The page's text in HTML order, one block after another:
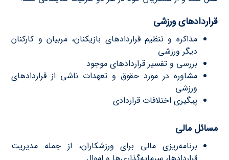
قراردادهای ورزشی
مذاکره و تنظیم قراردادهای بازیکنان، مربیان و کارکنان
دیگر ورزشی
بررسی و تفسیر قراردادهای موجود
مشاوره در مورد حقوق و تعهدات ناشی از قراردادهای
ورزشی
پیگیری اختلافات قراردادی
مسائل مالی
برنامه‌ریزی مالی برای ورزشکاران، از جمله مدیریت